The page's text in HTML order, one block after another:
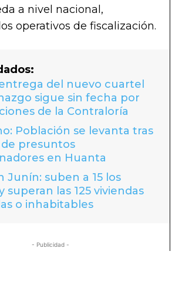
a nivel nacional,
operativos de fiscalización.
del nuevo cuartel
sigue sin fecha por
de la Contraloría
Población se levanta tras
presuntos
en Huanta
Junín: suben a 15 los
superan las 125 viviendas
o inhabitables
- Publicidad -